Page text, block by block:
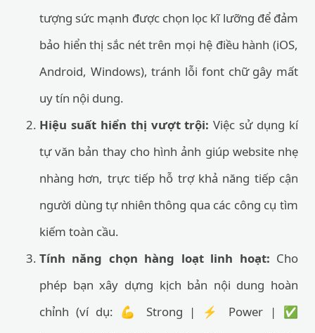
tượng sức mạnh được chọn lọc kĩ lưỡng để đảm
bảo hiển thị sắc nét trên mọi hệ điều hành (iOS,
Android, Windows), tránh lỗi font chữ gây mất
uy tín nội dung.
Hiệu suất hiển thị vượt trội: Việc sử dụng kí
tự văn bản thay cho hình ảnh giúp website nhẹ
nhàng hơn, trực tiếp hỗ trợ khả năng tiếp cận
người dùng tự nhiên thông qua các công cụ tìm
kiếm toàn cầu.
Tính năng chọn hàng loạt linh hoạt: Cho
phép bạn xây dựng kịch bản nội dung hoàn
chỉnh (ví dụ: 💪 Strong | ⚡ Power | ✅